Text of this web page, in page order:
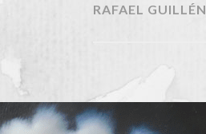
RAFAEL GUILLÉN